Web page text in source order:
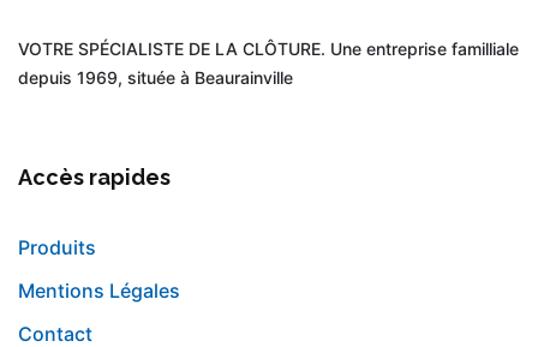
VOTRE SPÉCIALISTE DE LA CLÔTURE. Une entreprise familliale
depuis 1969, située à Beaurainville
Accès rapides
Produits
Mentions Légales
Contact